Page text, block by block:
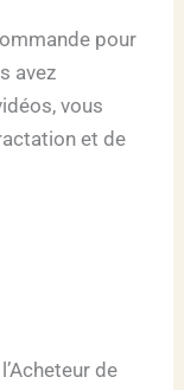
pour
avez
vous
et de
de